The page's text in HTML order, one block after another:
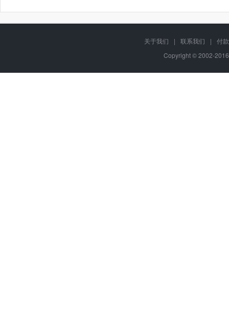
关于我们 | 联系我们 |
付
Copyright © 2002-